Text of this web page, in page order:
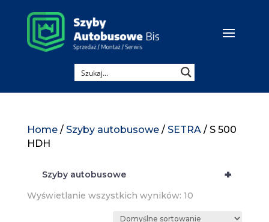
Home/ Szyby autobusowe/ SETRA/ S 500
HDH
+
Szyby autobusowe
Wyświetlanie wszystkich wyników: 10